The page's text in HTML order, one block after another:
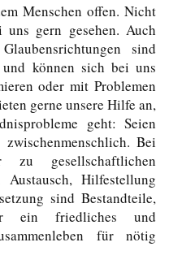
Menschen offen. Nicht
gern gesehen. Auch
sind
können sich bei uns
oder mit Problemen
gerne unsere Hilfe an,
geht: Seien
Bei
gesellschaftlichen
Austausch, Hilfestellung
sind Bestandteile,
friedliches und
für nötig